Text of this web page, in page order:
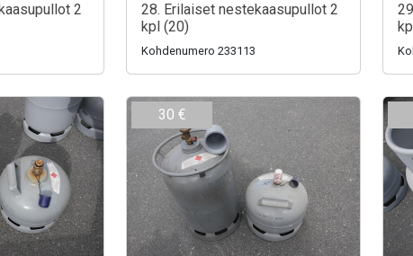
2
28. Erilaiset nestekaasupullot 2
kpl (20)
Kohdenumero 233113
30 €